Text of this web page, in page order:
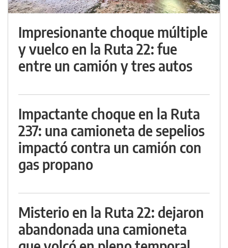
Impresionante choque múltiple
y vuelco en la Ruta 22: fue
entre un camión y tres autos
Impactante choque en la Ruta
237: una camioneta de sepelios
impactó contra un camión con
gas propano
Misterio en la Ruta 22: dejaron
abandonada una camioneta